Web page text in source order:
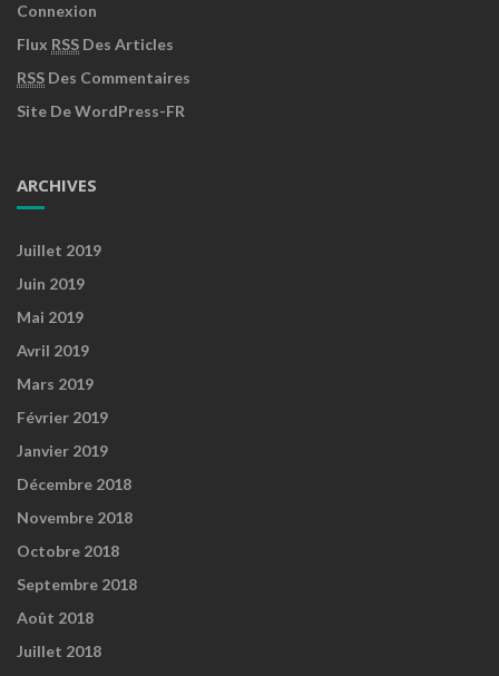
Connexion
Flux RSS Des Articles
RSS Des Commentaires
Site De WordPress-FR
ARCHIVES
Juillet 2019
Juin 2019
Mai 2019
Avril 2019
Mars 2019
Février 2019
Janvier 2019
Décembre 2018
Novembre 2018
Octobre 2018
Septembre 2018
Août 2018
Juillet 2018